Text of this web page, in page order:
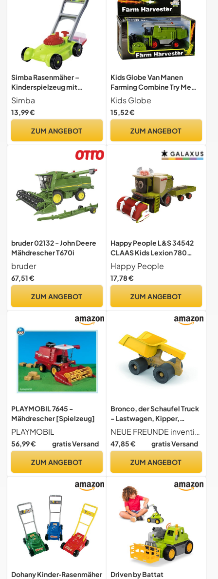
Simba Rasenmäher –
Kinderspielzeug mit
Auffangkorb, realistische
Mähfunktion, stabile
Kunststoffausführung,
Rollenspiel, Outdoor-
Griffhöhe 43 cm, ab 3
Simba
13,99 €
ZUM ANGEBOT
Kids Globe Van Manen
Farming Combine Try Me
(1:50, Mähdrescher mit
Licht & Sound) - 510696
Kids Globe
15,52 €
ZUM ANGEBOT
bruder 02132 - John Deere
Mähdrescher T670i
bruder
67,51 €
ZUM ANGEBOT
Happy People L&S 34542
CLAAS Kids Lexion 780
Mähdrescher +
Schneidwerkanhänger - mit
Licht und Sound, grün
Happy People
17,78 €
ZUM ANGEBOT
PLAYMOBIL 7645 -
Mähdrescher [Spielzeug]
PLAYMOBIL
56,99 € gratis Versand
ZUM ANGEBOT
Bronco, der Schaufel Truck
- Lastwagen, Kipper,
Radlader, Aufräumen,
Sandkasten, Holzspielzeug,
Holzauto, Holz
NEUE FREUNDE inventing & producing schnickschnack
47,85 € gratis Versand
ZUM ANGEBOT
Dohany Kinder‑Rasenmäher
Driven by Battat